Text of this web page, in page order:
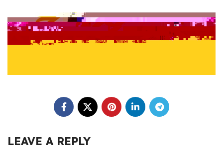
LEAVE A REPLY